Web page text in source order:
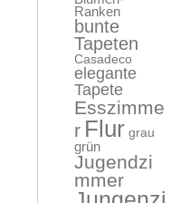
Ranken
bunte
Tapeten
Casadeco
elegante
Tapete
Esszimme
r Flur grau
grün
Jugendzi
mmer